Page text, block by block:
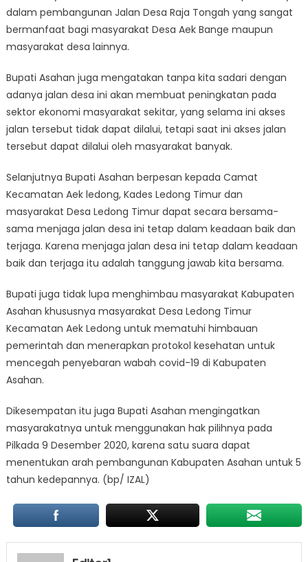
dalam pembangunan Jalan Desa Raja Tongah yang sangat
bermanfaat bagi masyarakat Desa Aek Bange maupun
masyarakat desa lainnya.
Bupati Asahan juga mengatakan tanpa kita sadari dengan
adanya jalan desa ini akan membuat peningkatan pada
sektor ekonomi masyarakat sekitar, yang selama ini akses
jalan tersebut tidak dapat dilalui, tetapi saat ini akses jalan
tersebut dapat dilalui oleh masyarakat banyak.
Selanjutnya Bupati Asahan berpesan kepada Camat
Kecamatan Aek ledong, Kades Ledong Timur dan
masyarakat Desa Ledong Timur dapat secara bersama-
sama menjaga jalan desa ini tetap dalam keadaan baik dan
terjaga. Karena menjaga jalan desa ini tetap dalam keadaan
baik dan terjaga itu adalah tanggung jawab kita bersama.
Bupati juga tidak lupa menghimbau masyarakat Kabupaten
Asahan khususnya masyarakat Desa Ledong Timur
Kecamatan Aek Ledong untuk mematuhi himbauan
pemerintah dan menerapkan protokol kesehatan untuk
mencegah penyebaran wabah covid-19 di Kabupaten
Asahan.
Dikesempatan itu juga Bupati Asahan mengingatkan
masyarakatnya untuk menggunakan hak pilihnya pada
Pilkada 9 Desember 2020, karena satu suara dapat
menentukan arah pembangunan Kabupaten Asahan untuk 5
tahun kedepannya. (bp/ IZAL)